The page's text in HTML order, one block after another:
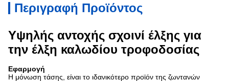
Περιγραφή Προϊόντος
Υψηλής αντοχής σχοινί έλξης για
την έλξη καλωδίου τροφοδοσίας
Εφαρμογή
Η μόνωση τάσης, είναι το ιδανικότερο προϊόν της ζωντανών